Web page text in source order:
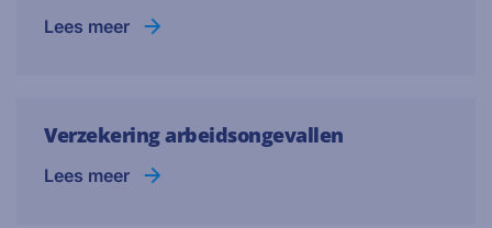
Lees meer
Verzekering arbeidsongevallen
Lees meer